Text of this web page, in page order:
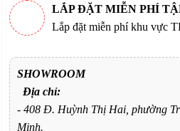
LẮP ĐẶT MIỄN PHÍ
Lắp đặt miễn phí khu vực
SHOWROOM
Địa chỉ:
- 408 Đ. Huỳnh Thị Hai, phường
Minh.